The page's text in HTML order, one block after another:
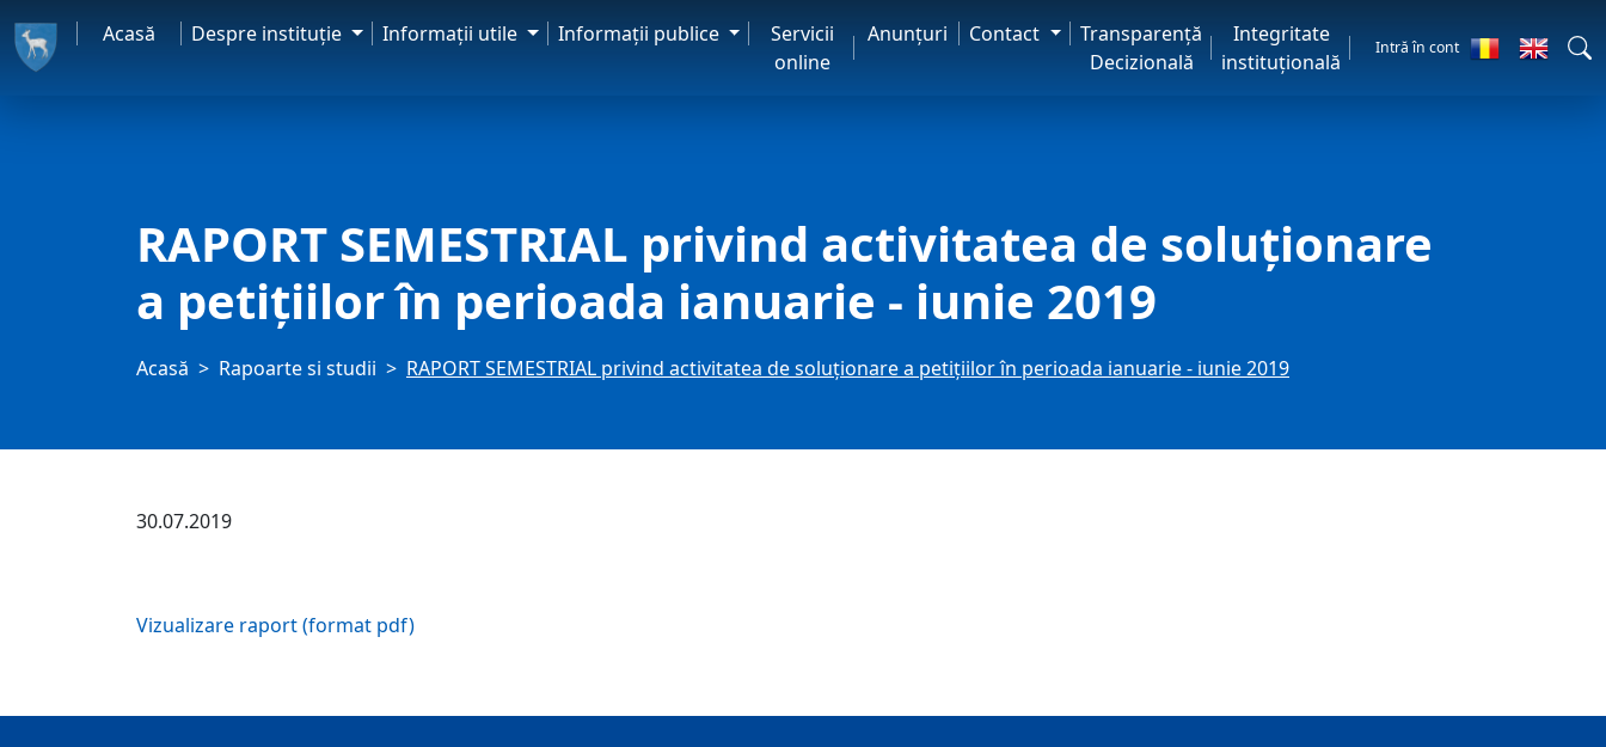
Acasă Despre instituţie Informaţii utile Informaţii publice
Servicii
online
Anunţuri Contact
Transparență
Decizională
Integritate
instituțională
Intră în cont
RAPORT SEMESTRIAL privind activitatea de soluţionare
a petiţiilor în perioada ianuarie - iunie 2019
Acasă Rapoarte si studii RAPORT SEMESTRIAL privind activitatea de soluţionare a petiţiilor în perioada ianuarie - iunie 2019
30.07.2019
Vizualizare raport (format pdf)